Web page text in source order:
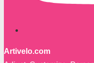
Artivelo.com